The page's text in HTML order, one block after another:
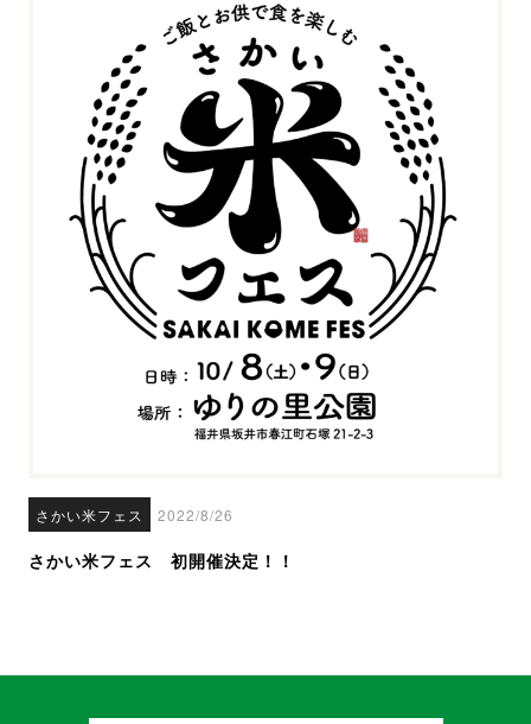
さかい米フェス 2022/8/26
さかい米フェス 初開催決定！！